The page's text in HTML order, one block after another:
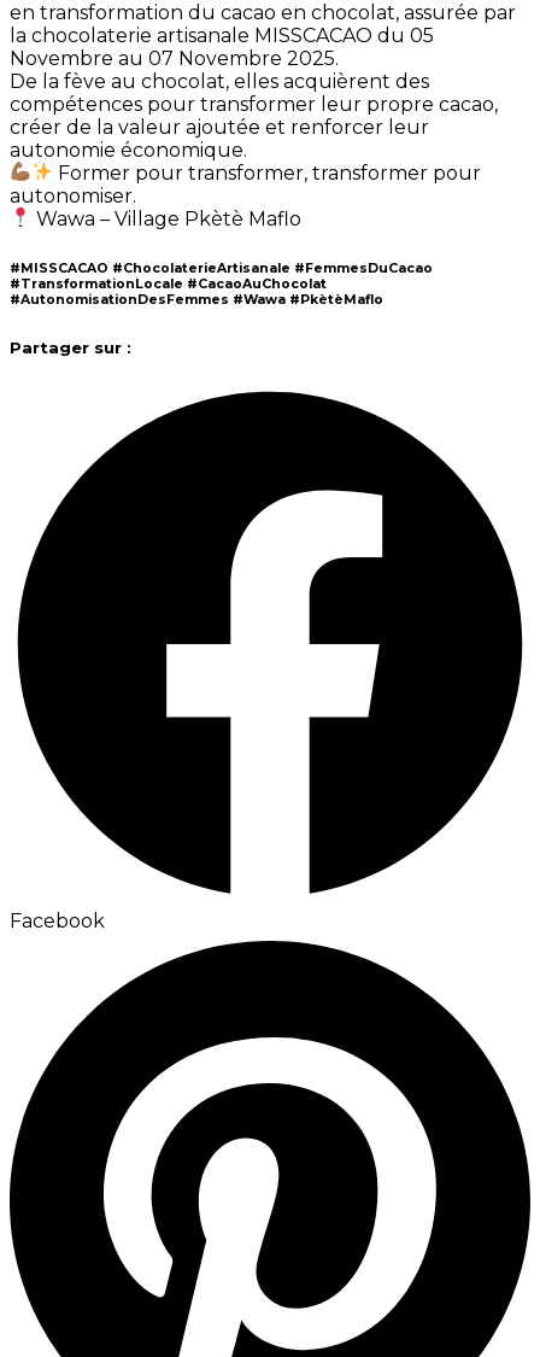
en transformation du cacao en chocolat, assurée par
la chocolaterie artisanale MISSCACAO du 05
Novembre au 07 Novembre 2025.
De la fève au chocolat, elles acquièrent des
compétences pour transformer leur propre cacao,
créer de la valeur ajoutée et renforcer leur
autonomie économique.
Former pour transformer, transformer pour
autonomiser.
Wawa – Village Pkètè Maflo
#MISSCACAO #ChocolaterieArtisanale #FemmesDuCacao
#TransformationLocale #CacaoAuChocolat
#AutonomisationDesFemmes #Wawa #PkètèMaflo
Partager sur :
Facebook